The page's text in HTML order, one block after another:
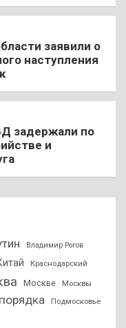
заявили о
наступления
задержали по
и
Владимир Рогов
Краснодарский
Москве Москвы
Подмосковье